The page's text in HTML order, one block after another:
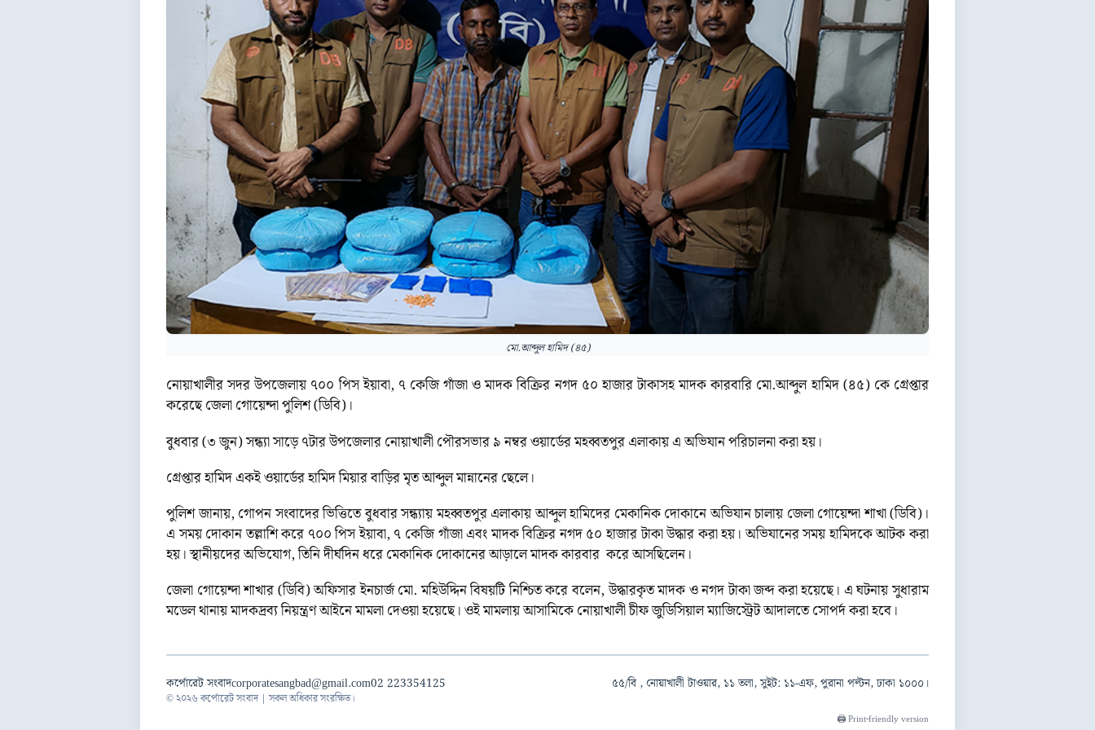
মো.আব্দুল হামিদ (৪৫)
নোয়াখালীর সদর উপজেলায় ৭০০ পিস ইয়াবা, ৭ কেজি গাঁজা ও মাদক বিক্রির নগদ ৫০ হাজার টাকাসহ মাদক কারবারি মো.আব্দুল হামিদ (৪৫) কে গ্রেপ্তার
করেছে জেলা গোয়েন্দা পুলিশ (ডিবি)।
বুধবার (৩ জুন) সন্ধ্যা সাড়ে ৭টার উপজেলার নোয়াখালী পৌরসভার ৯ নম্বর ওয়ার্ডের মহব্বতপুর এলাকায় এ অভিযান পরিচালনা করা হয়।
গ্রেপ্তার হামিদ একই ওয়ার্ডের হামিদ মিয়ার বাড়ির মৃত আব্দুল মান্নানের ছেলে।
পুলিশ জানায়, গোপন সংবাদের ভিত্তিতে বুধবার সন্ধ্যায় মহব্বতপুর এলাকায় আব্দুল হামিদের মেকানিক দোকানে অভিযান চালায় জেলা গোয়েন্দা শাখা (ডিবি)।
এ সময় দোকান তল্লাশি করে ৭০০ পিস ইয়াবা, ৭ কেজি গাঁজা এবং মাদক বিক্রির নগদ ৫০ হাজার টাকা উদ্ধার করা হয়। অভিযানের সময় হামিদকে আটক করা
হয়। স্থানীয়দের অভিযোগ, তিনি দীর্ঘদিন ধরে মেকানিক দোকানের আড়ালে মাদক কারবার করে আসছিলেন।
জেলা গোয়েন্দা শাখার (ডিবি) অফিসার ইনচার্জ মো. মহিউদ্দিন বিষয়টি নিশ্চিত করে বলেন, উদ্ধারকৃত মাদক ও নগদ টাকা জব্দ করা হয়েছে। এ ঘটনায় সুধারাম
মডেল থানায় মাদকদ্রব্য নিয়ন্ত্রণ আইনে মামলা দেওয়া হয়েছে। ওই মামলায় আসামিকে নোয়াখালী চীফ জুডিসিয়াল ম্যাজিস্ট্রেট আদালতে সোপর্দ করা হবে।
কর্পোরেট সংবাদcorporatesangbad@gmail.com02 223354125 ৫৫/বি , নোয়াখালী টাওয়ার, ১১ তলা, সুইট: ১১-এফ, পুরানা পল্টন, ঢাকা ১০০০।
© ২০২৬ কর্পোরেট সংবাদ | সকল অধিকার সংরক্ষিত।
🖨️ Print-friendly version